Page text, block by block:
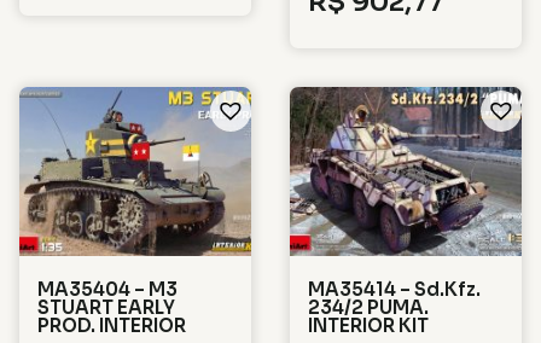
MA35404 – M3
STUART EARLY
PROD. INTERIOR
MA35414 – Sd.Kfz.
234/2 PUMA.
INTERIOR KIT